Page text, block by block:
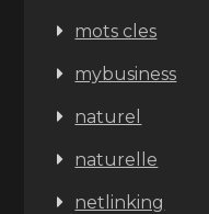
mots cles
mybusiness
naturel
naturelle
netlinking